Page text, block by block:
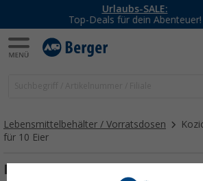
-20% auf Kleidung und
Mit dem Aktionscode
Lebensmittelbehälter / Vorratsdosen
für 10 Eier
Koziol Eggs to go Eierbox